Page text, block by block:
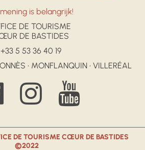
is belangrijk!
DE TOURISME
DE BASTIDES
+33 5 53 36 40 19
• MONFLANQUIN • VILLERÉAL
DE TOURISME CŒUR DE BASTIDES
©2022